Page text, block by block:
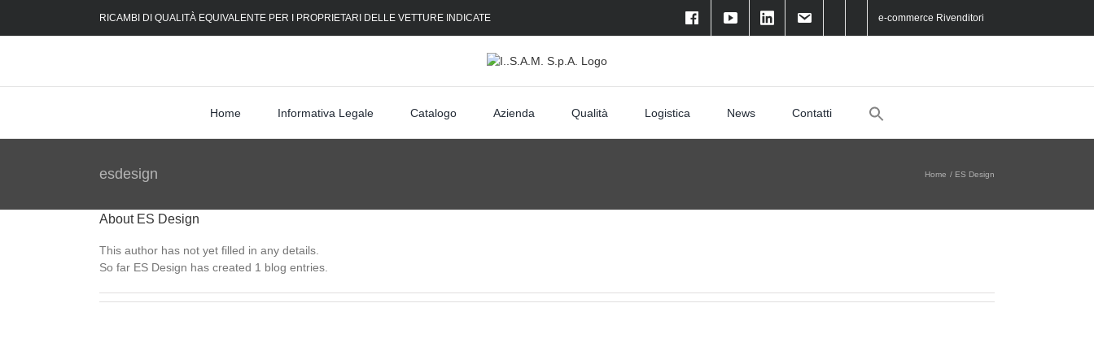
RICAMBI DI QUALITÀ EQUIVALENTE PER I PROPRIETARI DELLE VETTURE INDICATE e-commerce Rivenditori
Home Informativa Legale Catalogo Azienda Qualità Logistica News Contatti
esdesign Home ES Design
About ES Design
This author has not yet filled in any details.
So far ES Design has created 1 blog entries.